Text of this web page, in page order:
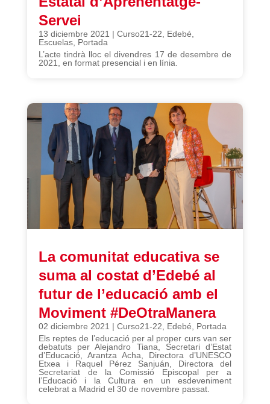
Servei
13 diciembre 2021 | Curso21-22 Edebé
Escuelas, Portada
L’acte tindrà lloc el divendres 17 de desembre de
2021, en format presencial i en línia.
La comunitat educativa se
suma al costat d’Edebé al
futur de l’educació amb el
Moviment #DeOtraManera
02 diciembre 2021 | Curso21-22 Edebé
Portada
Els reptes de l’educació per al proper curs van ser
debatuts per Alejandro Tiana, Secretari d’Estat
d’Educació, Arantza Acha, Directora d’UNESCO
Etxea i Raquel Pérez Sanjuán, Directora del
Secretariat de la Comissió Episcopal per a
l’Educació i la Cultura en un esdeveniment
celebrat a Madrid el 30 de novembre passat.